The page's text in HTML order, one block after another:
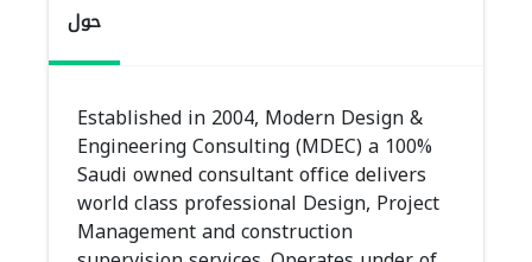
حول
Established in 2004, Modern Design &
Engineering Consulting (MDEC) a 100%
Saudi owned consultant office delivers
world class professional Design, Project
Management and construction